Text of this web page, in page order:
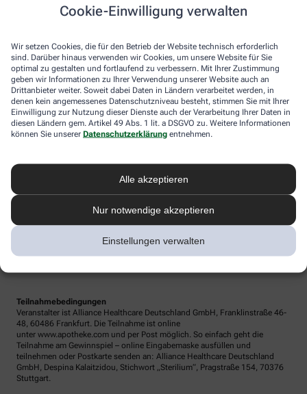
Cookie-Einwilligung verwalten
Wir setzen Cookies, die für den Betrieb der Website technisch erforderlich
sind. Darüber hinaus verwenden wir Cookies, um unsere Website für Sie
optimal zu gestalten und fortlaufend zu verbessern. Mit Ihrer Zustimmung
geben wir Informationen zu Ihrer Verwendung unserer Website auch an
Drittanbieter weiter. Soweit dabei Daten in Ländern verarbeitet werden, in
denen kein angemessenes Datenschutzniveau besteht, stimmen Sie mit Ihrer
Einwilligung zur Nutzung dieser Dienste auch der Verarbeitung Ihrer Daten in
diesen Ländern gem. Artikel 49 Abs. 1 lit. a DSGVO zu. Weitere Informationen
können Sie unserer Datenschutzerklärung entnehmen.
Alle akzeptieren
Nur notwendige akzeptieren
Einstellungen verwalten
Teilnahmebedingungen
Veranstalter ist Alliance Healthcare Deutschland GmbH, Franklinstraße 46-
48, 60486 Frankfurt. Die Teilnahme ist online
unter www.apotheke.com und per Post möglich. So einfach geht die
Teilnahme am Gewinnspiel – online Eingabemaske ausfüllen und
teilnehmen oder Postkarte senden an: Alliance Healthcare Deutschland
GmbH, Despina Kalaitzidou, Stichwort „Sterilium“, Pragstraße 154, 70376
Stuttgart.